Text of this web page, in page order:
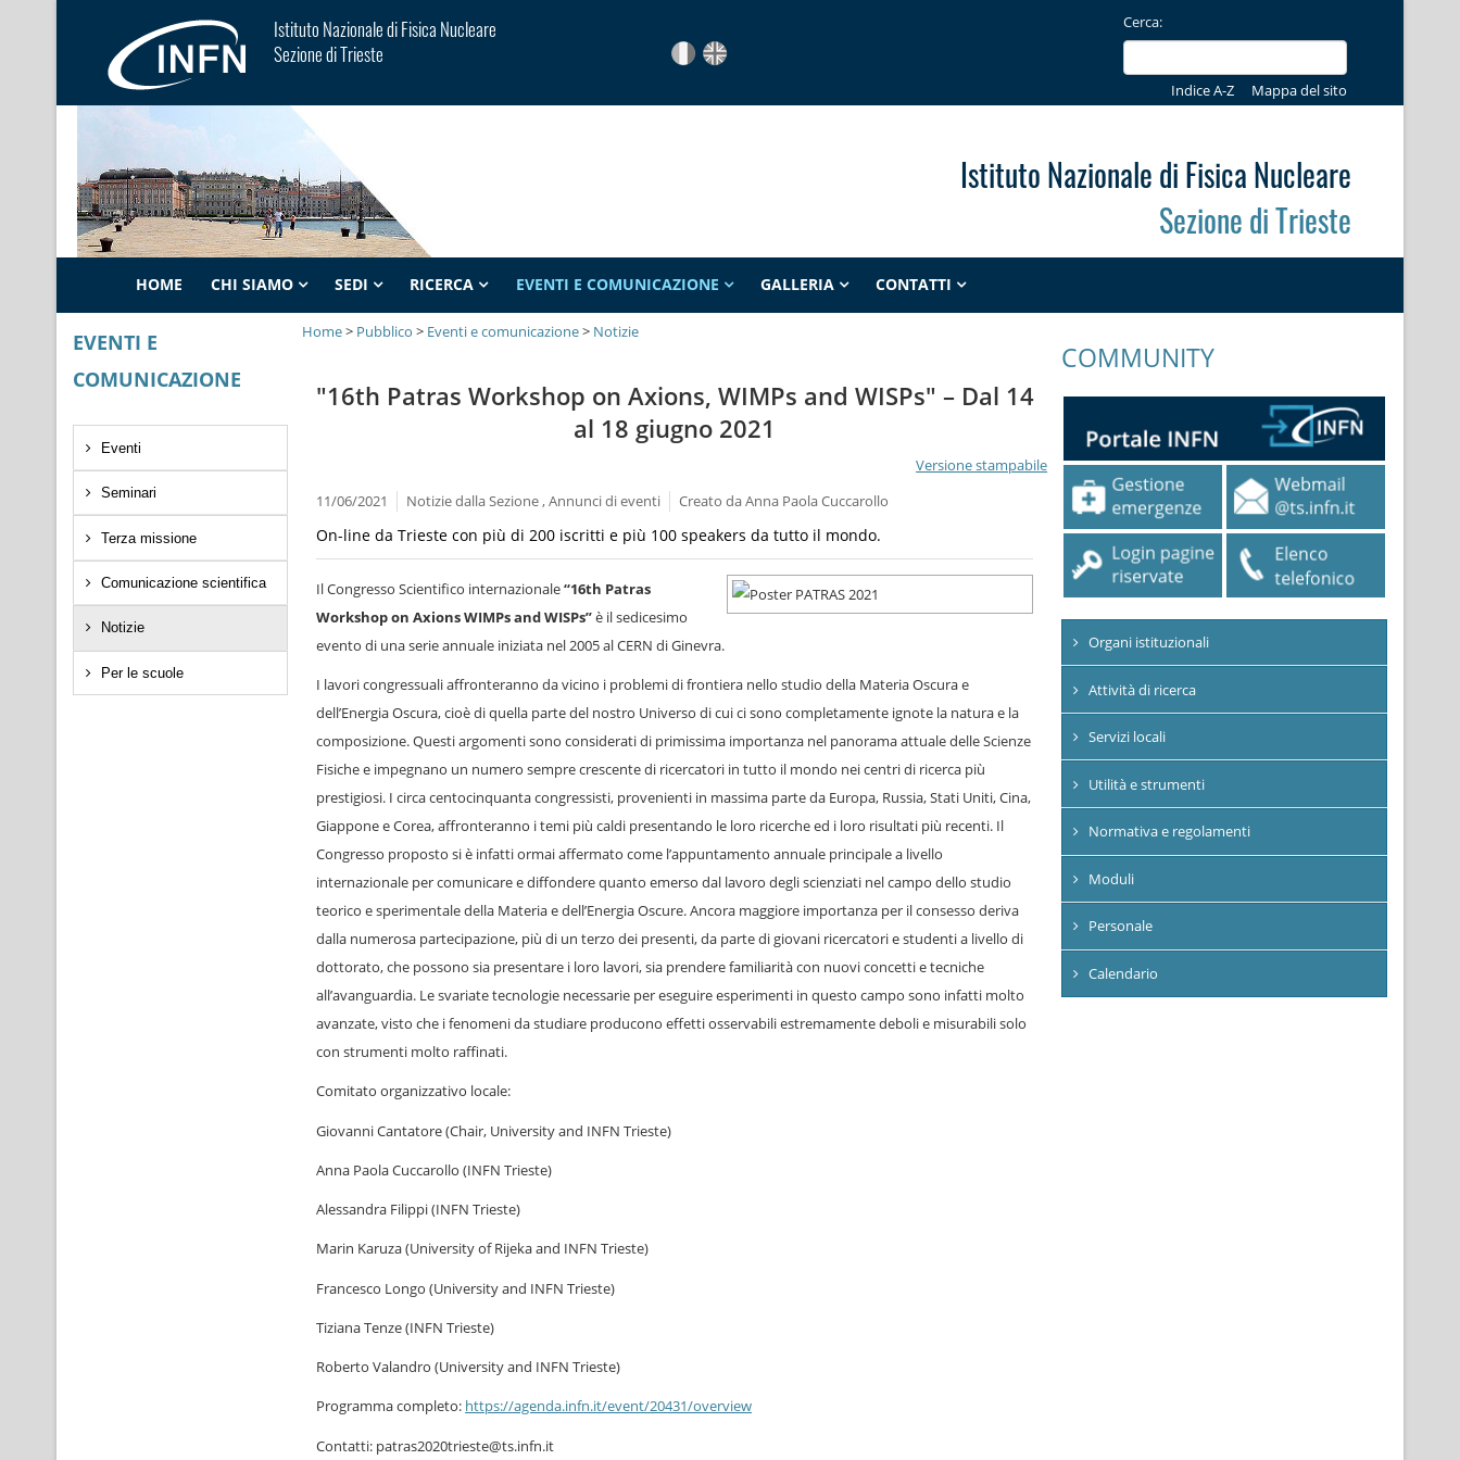
Istituto Nazionale di Fisica Nucleare
Sezione di Trieste
Cerca:
Indice A-Z Mappa del sito
Istituto Nazionale di Fisica Nucleare
Sezione di Trieste
HOME CHI SIAMO SEDI RICERCA EVENTI E COMUNICAZIONE GALLERIA CONTATTI
EVENTI E
COMUNICAZIONE
Eventi
Seminari
Terza missione
Comunicazione scientifica
Notizie
Per le scuole
Home> Pubblico > Eventi e comunicazione> Notizie
"16th Patras Workshop on Axions, WIMPs and WISPs" – Dal 14
al 18 giugno 2021
Versione stampabile
11/06/2021
Notizie dalla Sezione , Annunci di eventi Creato daAnna Paola Cuccarollo
On-line da Trieste con più di 200 iscritti e più 100 speakers da tutto il mondo.
Il Congresso Scientifico internazionale“16th Patras
Workshop on Axions WIMPs and WISPs”è il sedicesimo
evento di una serie annuale iniziata nel 2005 al CERN di Ginevra.
I lavori congressuali affronteranno da vicino i problemi di frontiera nello studio della Materia Oscura e
dell’Energia Oscura, cioè di quella parte del nostro Universo di cui ci sono completamente ignote la natura e la
composizione. Questi argomenti sono considerati di primissima importanza nel panorama attuale delle Scienze
Fisiche e impegnano un numero sempre crescente di ricercatori in tutto il mondo nei centri di ricerca più
prestigiosi. I circa centocinquanta congressisti, provenienti in massima parte da Europa, Russia, Stati Uniti, Cina,
Giappone e Corea, affronteranno i temi più caldi presentando le loro ricerche ed i loro risultati più recenti. Il
Congresso proposto si è infatti ormai affermato come l’appuntamento annuale principale a livello
internazionale per comunicare e diffondere quanto emerso dal lavoro degli scienziati nel campo dello studio
teorico e sperimentale della Materia e dell’Energia Oscure. Ancora maggiore importanza per il consesso deriva
dalla numerosa partecipazione, più di un terzo dei presenti, da parte di giovani ricercatori e studenti a livello di
dottorato, che possono sia presentare i loro lavori, sia prendere familiarità con nuovi concetti e tecniche
all’avanguardia. Le svariate tecnologie necessarie per eseguire esperimenti in questo campo sono infatti molto
avanzate, visto che i fenomeni da studiare producono effetti osservabili estremamente deboli e misurabili solo
con strumenti molto raffinati.
Comitato organizzativo locale:
Giovanni Cantatore (Chair, University and INFN Trieste)
Anna Paola Cuccarollo (INFN Trieste)
Alessandra Filippi (INFN Trieste)
Marin Karuza (University of Rijeka and INFN Trieste)
Francesco Longo (University and INFN Trieste)
Tiziana Tenze (INFN Trieste)
Roberto Valandro (University and INFN Trieste)
Programma completo: https://agenda.infn.it/event/20431/overview
Contatti: patras2020trieste@ts.infn.it
COMMUNITY
Organi istituzionali
Attività di ricerca
Servizi locali
Utilità e strumenti
Normativa e regolamenti
Moduli
Personale
Calendario